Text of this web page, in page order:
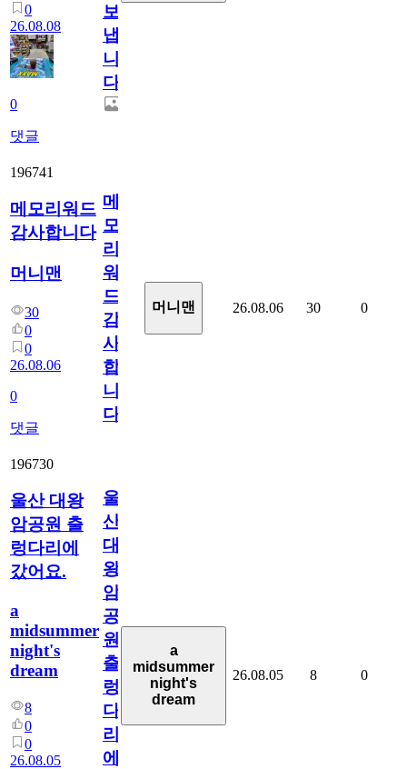
0
26.08.08
0
댓글
보
냅
니
다.
196741
메모리워드
감사합니다
머니맨
30
0
0
26.08.06
0
댓글
메
모
리
워
드
감
사
합
니
다
머니맨 26.08.06 30 0
196730
울산 대왕
암공원 출
렁다리에
갔어요.
a
midsummer
night's
dream
8
0
0
26.08.05
울
산
대
왕
암
공
원
출
렁
다
리
에
a
midsummer
night's
dream
26.08.05 8 0